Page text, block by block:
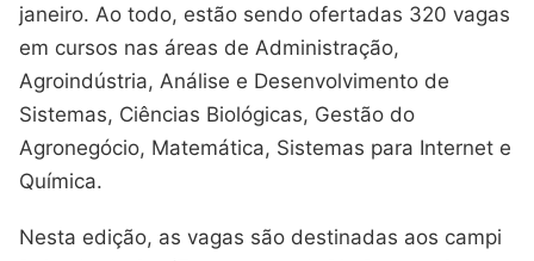
janeiro. Ao todo, estão sendo ofertadas 320 vagas
em cursos nas áreas de Administração,
Agroindústria, Análise e Desenvolvimento de
Sistemas, Ciências Biológicas, Gestão do
Agronegócio, Matemática, Sistemas para Internet e
Química.
Nesta edição, as vagas são destinadas aos campi